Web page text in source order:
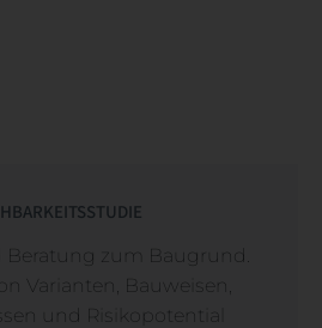
Beratung zum Baugrund.
Varianten, Bauweisen,
und Risikopotential